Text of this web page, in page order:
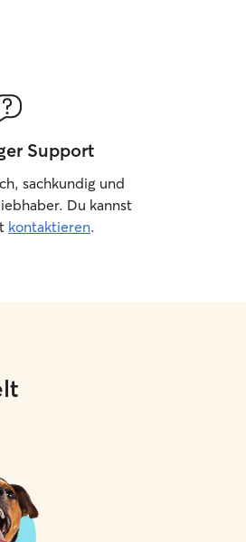
Support
sachkundig und
Du kannst
kontaktieren.